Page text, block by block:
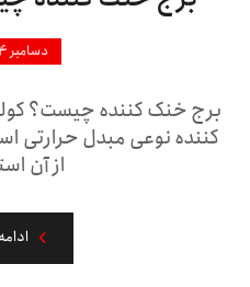
دسامبر ۴, ۲۰۲۳
برج خنک کننده چیست؟
کننده نوعی مبدل حرارتی
از آن